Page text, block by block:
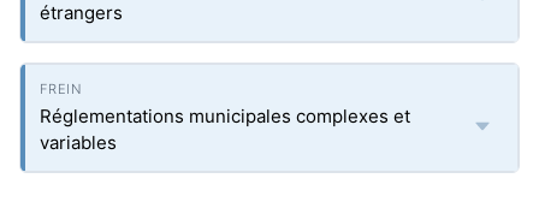
étrangers
Réglementations municipales complexes et
variables